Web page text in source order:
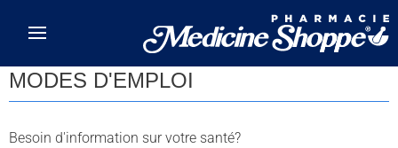
MODES D'EMPLOI
Besoin d'information sur votre santé?